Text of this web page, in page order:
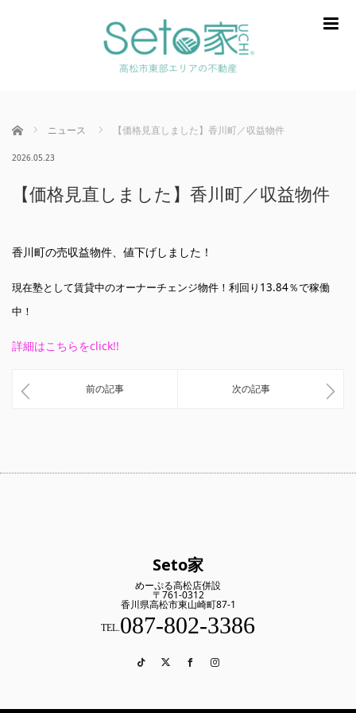
ホーム ニュース 【価格見直しました】香川町／収益物件
2026.05.23
【価格見直しました】香川町／収益物件
香川町の売収益物件、値下げしました！
現在塾として賃貸中のオーナーチェンジ物件！利回り13.84％で稼働
中！
詳細はこちらをclick!!
前の記事 次の記事
Seto家
めーぷる高松店併設
〒761-0312
香川県高松市東山崎町87-1
TEL.087-802-3386
TikTokTwitterFacebook